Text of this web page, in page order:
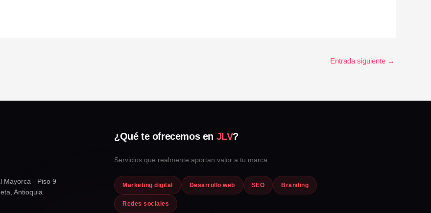
Entrada siguiente →
Mayorca - Piso 9
Antioquia
¿Qué te ofrecemos en JLV?
Servicios que realmente aportan valor a tu marca
Marketing digital Desarrollo web SEO Branding
Redes sociales